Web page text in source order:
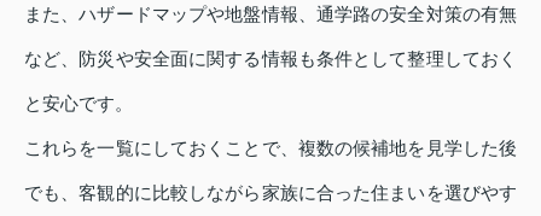
また、ハザードマップや地盤情報、通学路の安全対策の有無
など、防災や安全面に関する情報も条件として整理しておく
と安心です。
これらを一覧にしておくことで、複数の候補地を見学した後
でも、客観的に比較しながら家族に合った住まいを選びやす